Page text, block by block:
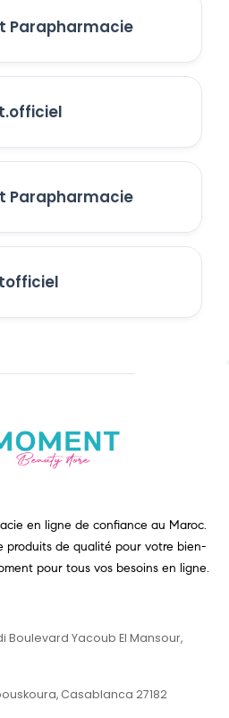
Parapharmacie
Parapharmacie
en ligne de confiance au Maroc.
produits de qualité pour votre bien-
pour tous vos besoins en ligne.
Boulevard Yacoub El Mansour,
Casablanca 27182